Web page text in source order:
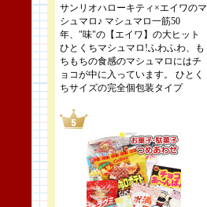
サンリオハローキティ×エイワのマ
シュマロ♪ マシュマロ一筋50
年、"味"の【エイワ】の大ヒット
ひとくちマシュマロ!ふわふわ、も
ちもちの食感のマシュマロにはチ
ョコが中に入っています。 ひとく
ちサイズの完全個包装タイプ